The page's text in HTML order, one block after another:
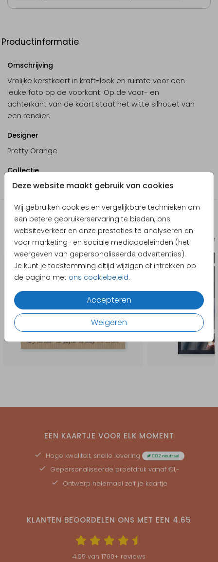
Deze website maakt gebruik van cookies
Wij gebruiken cookies en vergelijkbare technieken om
een betere gebruikerservaring te bieden, ons
websiteverkeer en onze prestaties te analyseren en
voor marketing- en sociale mediadoeleinden (het
weergeven van gepersonaliseerde advertenties).
Je kunt je toestemming altijd wijzigen of intrekken op
de pagina met ons cookiebeleid.
Accepteren
Weigeren
Productinformatie
Omschrijving
Vrolijke kerstkaart in kraft-look en ruimte voor een
leuke foto op de voorkant. Op de voor- en
achterkant van de kaart staat het witte silhouet van
een rendier.
Designer
Pretty Orange
Collectie
Kerstkaarten
Producten die hierop lijken
Uitnodiging communie
EEN KAARTJE VOOR ELK MOMENT
Hoge kwaliteit, snelle levering
Gepersonaliseerde proefdruk vanaf €1,-
Ontwerp helemaal zelf je kaartje
KLANTEN BEOORDELEN ONS MET EEN 4.65
4.65 van 1700+ reviews